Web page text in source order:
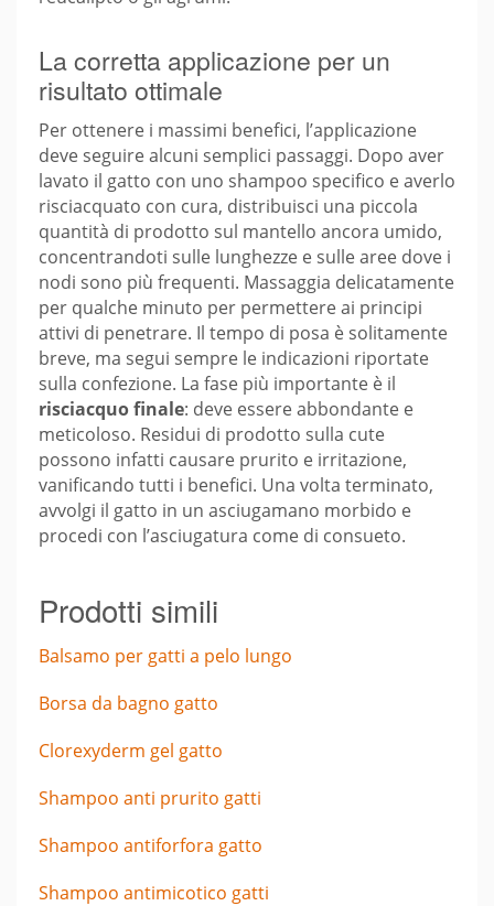
La corretta applicazione per un
risultato ottimale
Per ottenere i massimi benefici, l’applicazione
deve seguire alcuni semplici passaggi. Dopo aver
lavato il gatto con uno shampoo specifico e averlo
risciacquato con cura, distribuisci una piccola
quantità di prodotto sul mantello ancora umido,
concentrandoti sulle lunghezze e sulle aree dove i
nodi sono più frequenti. Massaggia delicatamente
per qualche minuto per permettere ai principi
attivi di penetrare. Il tempo di posa è solitamente
breve, ma segui sempre le indicazioni riportate
sulla confezione. La fase più importante è il
risciacquo finale: deve essere abbondante e
meticoloso. Residui di prodotto sulla cute
possono infatti causare prurito e irritazione,
vanificando tutti i benefici. Una volta terminato,
avvolgi il gatto in un asciugamano morbido e
procedi con l’asciugatura come di consueto.
Prodotti simili
Balsamo per gatti a pelo lungo
Borsa da bagno gatto
Clorexyderm gel gatto
Shampoo anti prurito gatti
Shampoo antiforfora gatto
Shampoo antimicotico gatti